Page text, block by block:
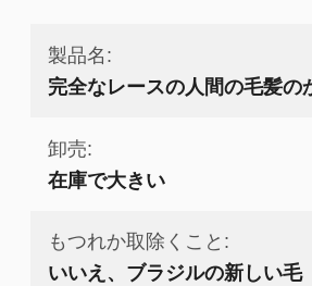
製品名:
完全なレースの人間の毛髪の
卸売:
在庫で大きい
もつれか取除くこと:
いいえ、ブラジルの新しい毛